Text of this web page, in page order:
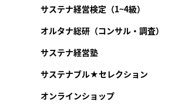
サステナ経営検定（1~4級）
オルタナ総研（コンサル・調査）
サステナ経営塾
サステナブル★セレクション
オンラインショップ